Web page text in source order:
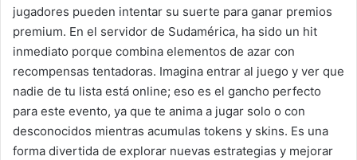
jugadores pueden intentar su suerte para ganar premios
premium. En el servidor de Sudamérica, ha sido un hit
inmediato porque combina elementos de azar con
recompensas tentadoras. Imagina entrar al juego y ver que
nadie de tu lista está online; eso es el gancho perfecto
para este evento, ya que te anima a jugar solo o con
desconocidos mientras acumulas tokens y skins. Es una
forma divertida de explorar nuevas estrategias y mejorar